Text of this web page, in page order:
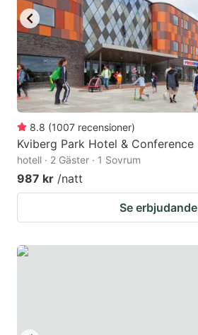
8.8 (1007 recensioner)
Kviberg Park Hotel & Conference
hotell · 2 Gäster · 1 Sovrum
987 kr /natt
Se erbjudande